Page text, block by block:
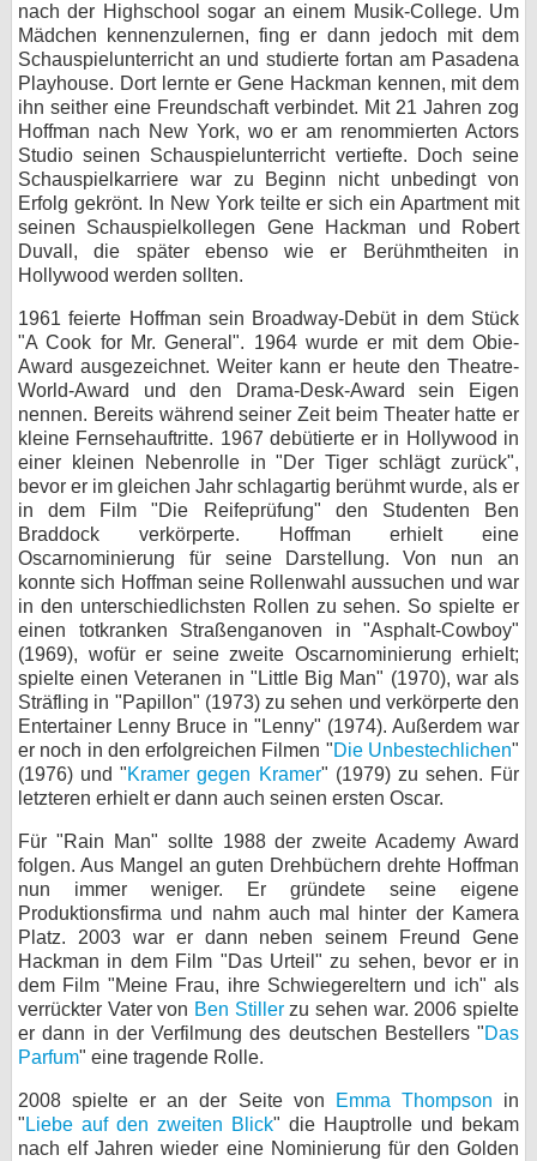
nach der Highschool sogar an einem Musik-College. Um
Mädchen kennenzulernen, fing er dann jedoch mit dem
Schauspielunterricht an und studierte fortan am Pasadena
Playhouse. Dort lernte er Gene Hackman kennen, mit dem
ihn seither eine Freundschaft verbindet. Mit 21 Jahren zog
Hoffman nach New York, wo er am renommierten Actors
Studio seinen Schauspielunterricht vertiefte. Doch seine
Schauspielkarriere war zu Beginn nicht unbedingt von
Erfolg gekrönt. In New York teilte er sich ein Apartment mit
seinen Schauspielkollegen Gene Hackman und Robert
Duvall, die später ebenso wie er Berühmtheiten in
Hollywood werden sollten.
1961 feierte Hoffman sein Broadway-Debüt in dem Stück
"A Cook for Mr. General". 1964 wurde er mit dem Obie-
Award ausgezeichnet. Weiter kann er heute den Theatre-
World-Award und den Drama-Desk-Award sein Eigen
nennen. Bereits während seiner Zeit beim Theater hatte er
kleine Fernsehauftritte. 1967 debütierte er in Hollywood in
einer kleinen Nebenrolle in "Der Tiger schlägt zurück",
bevor er im gleichen Jahr schlagartig berühmt wurde, als er
in dem Film "Die Reifeprüfung" den Studenten Ben
Braddock verkörperte. Hoffman erhielt eine
Oscarnominierung für seine Darstellung. Von nun an
konnte sich Hoffman seine Rollenwahl aussuchen und war
in den unterschiedlichsten Rollen zu sehen. So spielte er
einen totkranken Straßenganoven in "Asphalt-Cowboy"
(1969), wofür er seine zweite Oscarnominierung erhielt;
spielte einen Veteranen in "Little Big Man" (1970), war als
Sträfling in "Papillon" (1973) zu sehen und verkörperte den
Entertainer Lenny Bruce in "Lenny" (1974). Außerdem war
er noch in den erfolgreichen Filmen "Die Unbestechlichen"
(1976) und "Kramer gegen Kramer" (1979) zu sehen. Für
letzteren erhielt er dann auch seinen ersten Oscar.
Für "Rain Man" sollte 1988 der zweite Academy Award
folgen. Aus Mangel an guten Drehbüchern drehte Hoffman
nun immer weniger. Er gründete seine eigene
Produktionsfirma und nahm auch mal hinter der Kamera
Platz. 2003 war er dann neben seinem Freund Gene
Hackman in dem Film "Das Urteil" zu sehen, bevor er in
dem Film "Meine Frau, ihre Schwiegereltern und ich" als
verrückter Vater von Ben Stillerzu sehen war. 2006 spielte
er dann in der Verfilmung des deutschen Bestellers "Das
Parfum" eine tragende Rolle.
2008 spielte er an der Seite von Emma Thompson in
" Liebe auf den zweiten Blick" die Hauptrolle und bekam
nach elf Jahren wieder eine Nominierung für den Golden
bei X
bei Facebook
Kontakt
Nutzungsbedingungen
Datenschutz
Cookie-Einstellungen
Impressum
Desktop-Ansicht
myFanbase